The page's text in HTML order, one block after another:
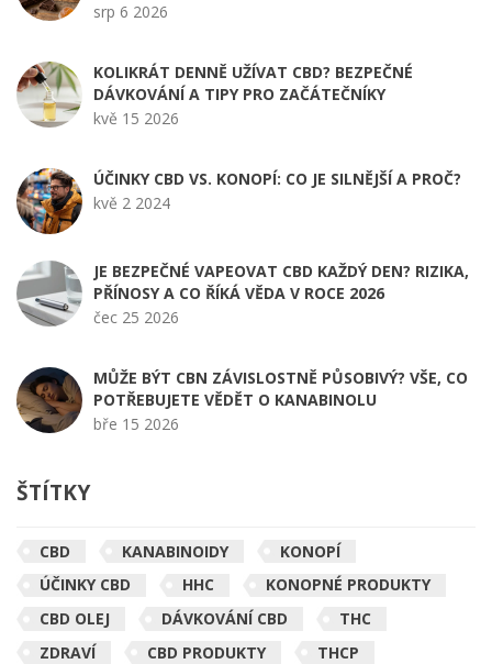
srp 6 2026
KOLIKRÁT DENNĚ UŽÍVAT CBD? BEZPEČNÉ
DÁVKOVÁNÍ A TIPY PRO ZAČÁTEČNÍKY
kvě 15 2026
ÚČINKY CBD VS. KONOPÍ: CO JE SILNĚJŠÍ A PROČ?
kvě 2 2024
JE BEZPEČNÉ VAPEOVAT CBD KAŽDÝ DEN? RIZIKA,
PŘÍNOSY A CO ŘÍKÁ VĚDA V ROCE 2026
čec 25 2026
MŮŽE BÝT CBN ZÁVISLOSTNĚ PŮSOBIVÝ? VŠE, CO
POTŘEBUJETE VĚDĚT O KANABINOLU
bře 15 2026
ŠTÍTKY
CBD KANABINOIDY
KONOPÍ
ÚČINKY CBD
HHC
KONOPNÉ PRODUKTY
CBD OLEJ
DÁVKOVÁNÍ CBD
THC
ZDRAVÍ
CBD PRODUKTY
THCP